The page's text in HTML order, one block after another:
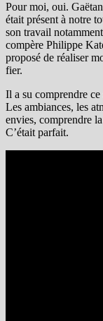
Pour moi, oui.
était présent à notre
son travail
compère Philippe
proposé de réaliser
fier.
Il a su comprendre
Les ambiances, les
envies, comprendre
C’était parfait.